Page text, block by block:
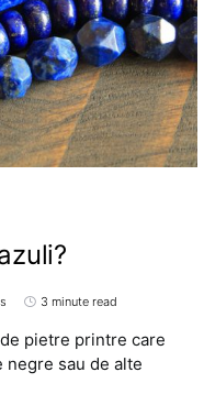
3 minute read
pietre printre care
sau de alte